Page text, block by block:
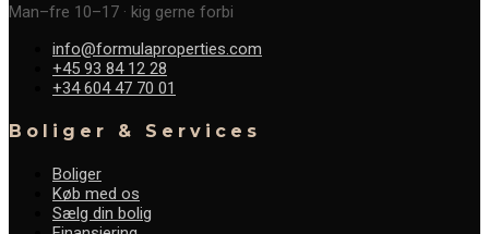
Man–fre 10–17 · kig gerne forbi
info@formulaproperties.com
+45 93 84 12 28
+34 604 47 70 01
Boliger & Services
Boliger
Køb med os
Sælg din bolig